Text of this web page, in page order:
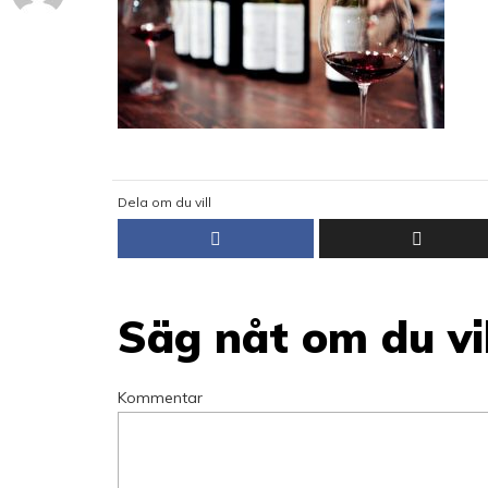
Dela om du vill
Säg nåt om du
Kommentar